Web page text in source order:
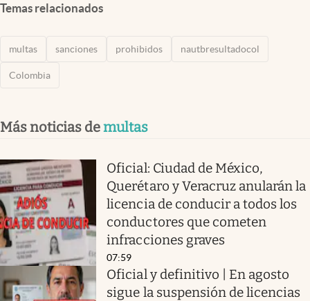
Temas relacionados
multas sanciones prohibidos nautbresultadocol
Colombia
Más noticias demultas
Oficial: Ciudad de México,
Querétaro y Veracruz anularán la
licencia de conducir a todos los
conductores que cometen
infracciones graves
07:59
Oficial y definitivo | En agosto
sigue la suspensión de licencias